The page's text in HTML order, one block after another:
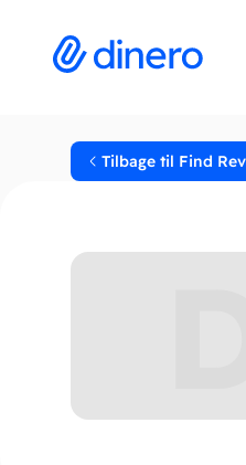
Tilbage til Find